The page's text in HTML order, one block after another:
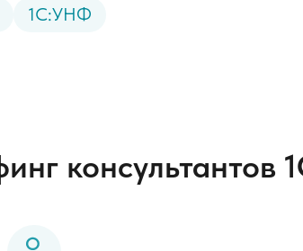
1С:УНФ
консультантов